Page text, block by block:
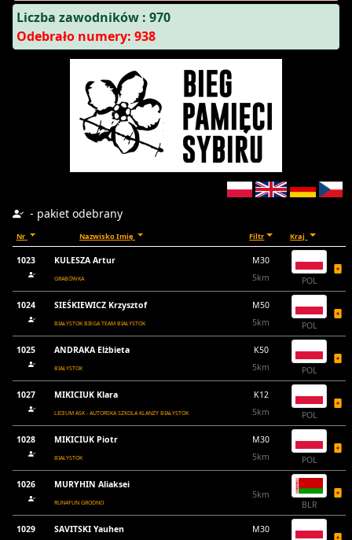
Liczba zawodników : 970
Odebrało numery: 938
- pakiet odebrany
Nr Nazwisko Imię Filtr Kraj
1023 KULESZA Artur
GRABÓWKA
M30
5km
POL
1024 SIEŚKIEWICZ Krzysztof
BIAŁYSTOK BIEGA TEAM BIAŁYSTOK
M50
5km
POL
1025 ANDRAKA Elżbieta
BIAŁYSTOK
K50
5km
POL
1027 MIKICIUK Klara
LICEUM ASK - AUTORSKA SZKOLA KLANZY BIAŁYSTOK
K12
5km
POL
1028 MIKICIUK Piotr
BIAŁYSTOK
M30
5km
POL
1026 MURYHIN Aliaksei
RUN4FUN GRODNO
5km
BLR
1029 SAVITSKI Yauhen
M30